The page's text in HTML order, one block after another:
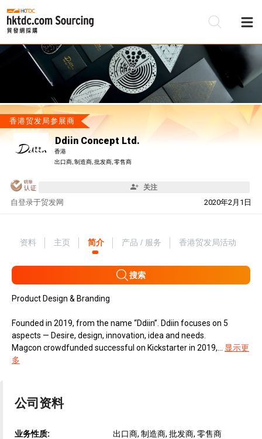
香港贸发局参展商
Ddiin Concept Ltd.
香港
出口商, 制造商, 批发商, 零售商
关注
自 2020年2月1日
登录于贸发网
资料 主页 简介 产品 / 服务 香港贸发局活动
搜索
Product Design & Branding
Founded in 2019, from the name “Ddiin”. Ddiin focuses on 5
aspects — Desire, design, innovation, idea and needs.
Magcon crowdfunded successful on Kickstarter in 2019,...
显示更
多
公司资料
业务性质: 出口商, 制造商, 批发商, 零售商